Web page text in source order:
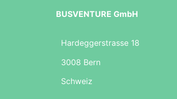
BUSVENTURE GmbH
Hardeggerstrasse 18
3008 Bern
Schweiz